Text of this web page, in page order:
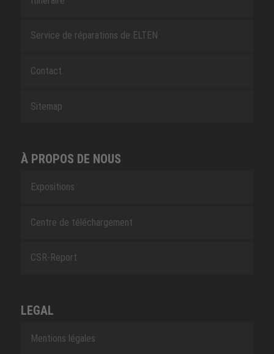
Service de réparations de ELTEN
Contact
Sitemap
À PROPOS DE NOUS
Expositions
Centre de téléchargement
CSR-Report
LEGAL
Mentions légales